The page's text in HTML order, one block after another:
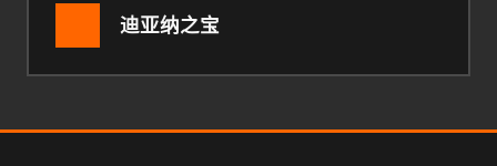
迪亚纳之宝